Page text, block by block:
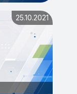
25.10.2021